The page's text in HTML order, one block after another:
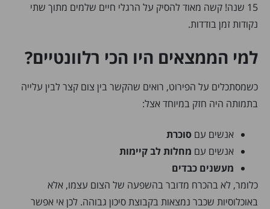
15 שנה! קשה מאוד להסיק על הרגלי חיים שלמים מתוך שתי
נקודות זמן בודדות.
למי הממצאים היו הכי רלוונטיים?
כשמסתכלים על הפירוט, רואים שהקשר בין צום קצר לבין עלייה
בתמותה היה חזק במיוחד אצל:
אנשים עם סוכרת
אנשים עם מחלות לב קיימות
מעשנים כבדים
כלומר, לא בהכרח מדובר בהשפעה של הצום עצמו, אלא
באוכלוסיות שכבר נמצאות בקבוצת סיכון גבוהה. לכן אי אפשר